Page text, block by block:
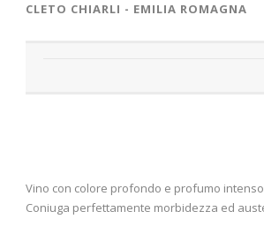
CLETO CHIARLI - EMILIA ROMAGNA
Vino con colore profondo e profumo
Coniuga perfettamente morbidezza ed